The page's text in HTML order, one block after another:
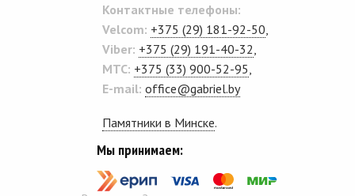
Контактные телефоны:
Velcom: +375 (29) 181-92-50
Viber: +375 (29) 191-40-32
MTC: +375 (33) 900-52-95
E-mail: office@gabriel.by
Памятники в Минске.
Мы принимаем: